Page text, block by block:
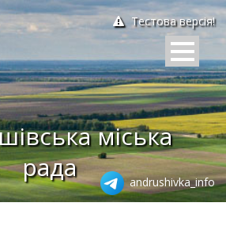
Тестова версія!
міська
рада
andrushivka_info